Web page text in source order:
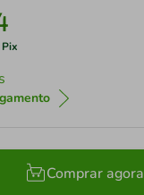
Comprar agora